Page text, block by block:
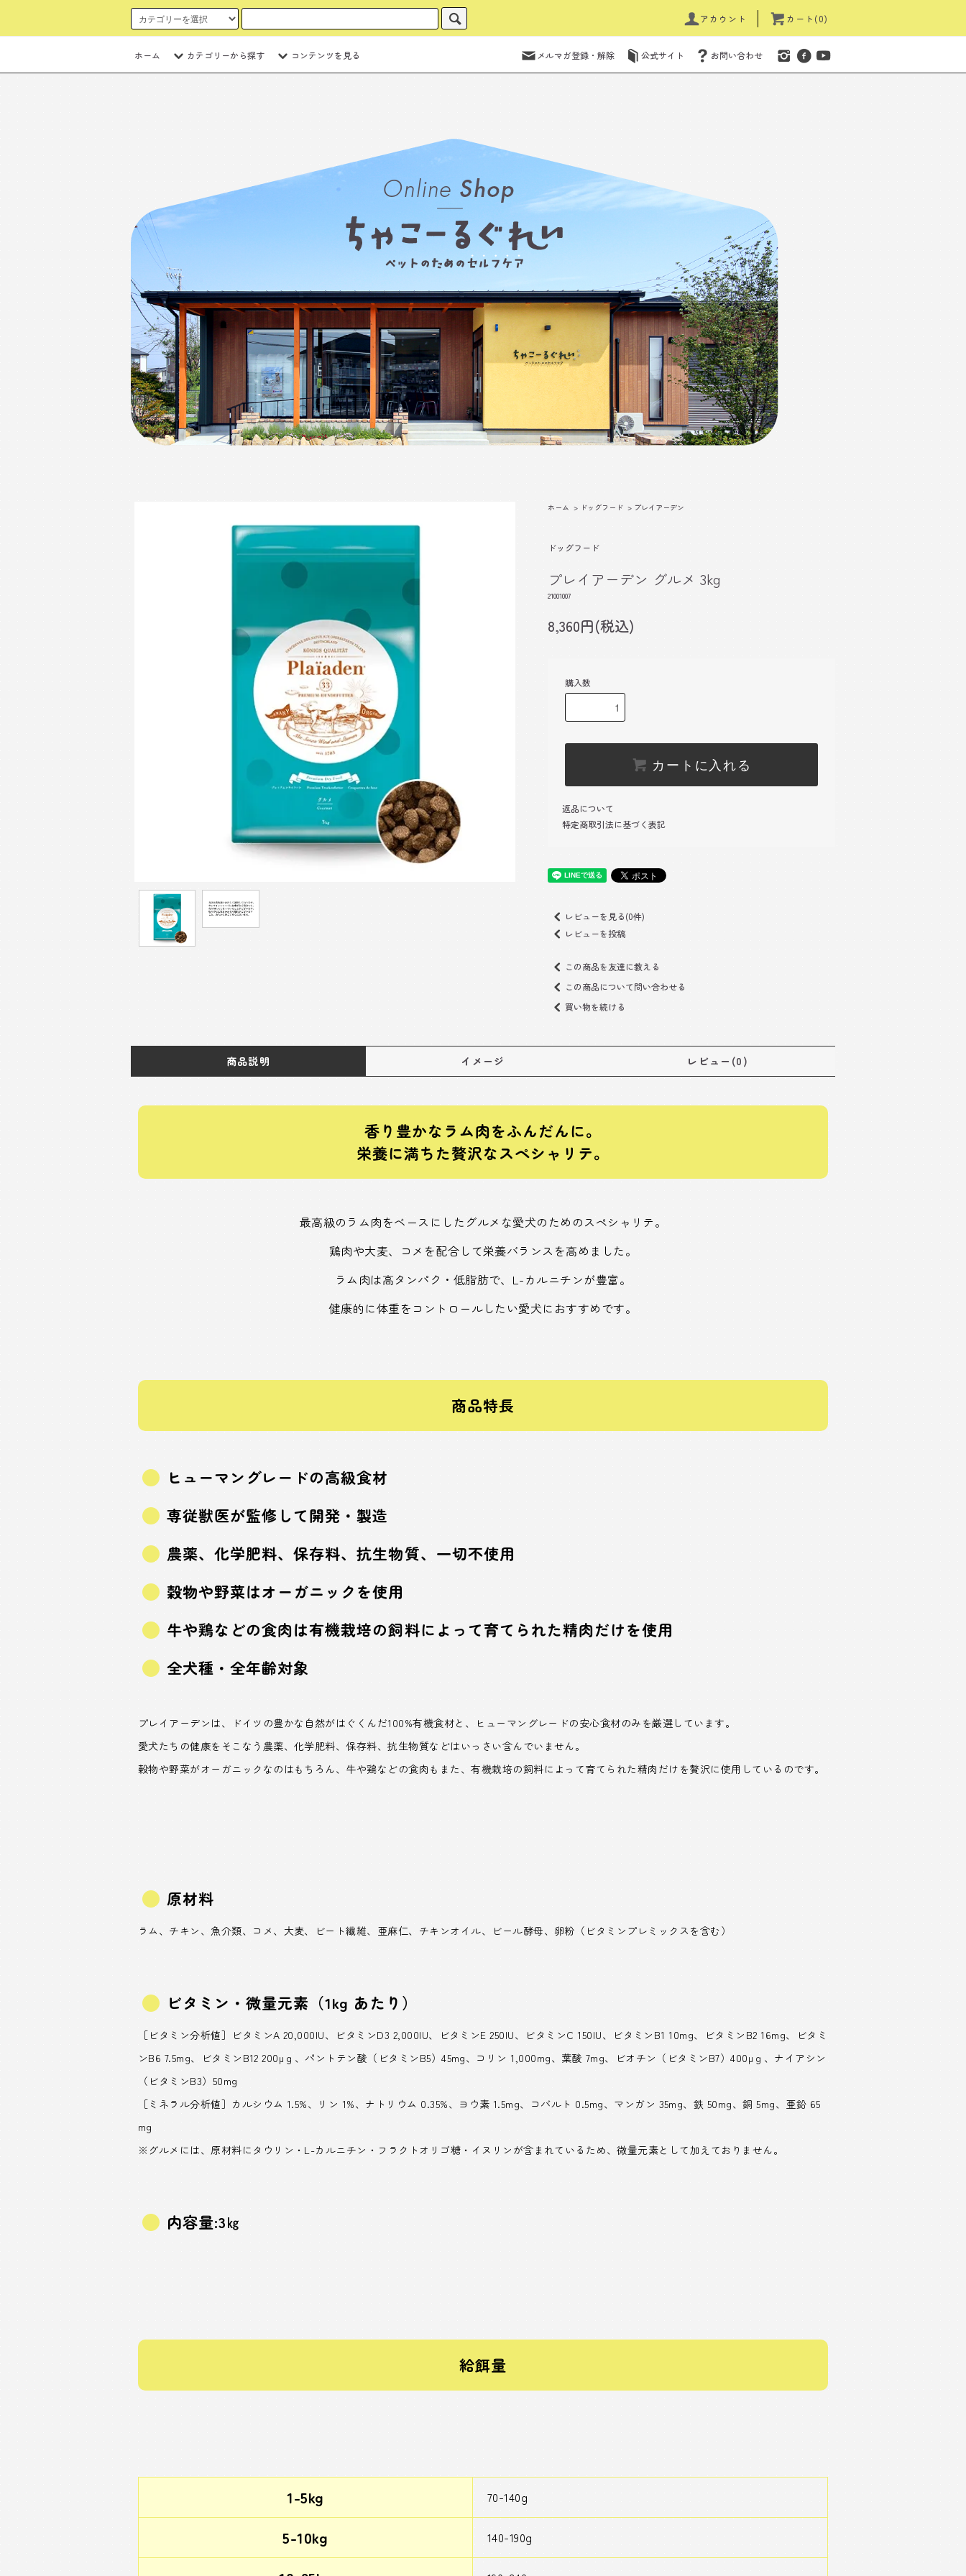
アカウント カート(0)
ホーム カテゴリーから探す コンテンツを見る メルマガ登録・解除 公式サイト お問い合わせ
ホーム > ドッグフード > プレイアーデン
ドッグフード
プレイアーデン グルメ 3kg
21001007
8,360円(税込)
購入数
カートに入れる
返品について
特定商取引法に基づく表記
レビューを見る(0件)
レビューを投稿
この商品を友達に教える
この商品について問い合わせる
買い物を続ける
商品説明 イメージ レビュー(0)
香り豊かなラム肉をふんだんに。
栄養に満ちた贅沢なスペシャリテ。
最高級のラム肉をベースにしたグルメな愛犬のためのスペシャリテ。
鶏肉や大麦、コメを配合して栄養バランスを高めました。
ラム肉は高タンパク・低脂肪で、L-カルニチンが豊富。
健康的に体重をコントロールしたい愛犬におすすめです。
商品特長
ヒューマングレードの高級食材
専従獣医が監修して開発・製造
農薬、化学肥料、保存料、抗生物質、一切不使用
穀物や野菜はオーガニックを使用
牛や鶏などの食肉は有機栽培の飼料によって育てられた精肉だけを使用
全犬種・全年齢対象
プレイアーデンは、ドイツの豊かな自然がはぐくんだ100%有機食材と、ヒューマングレードの安心食材のみを厳選しています。
愛犬たちの健康をそこなう農薬、化学肥料、保存料、抗生物質などはいっさい含んでいません。
穀物や野菜がオーガニックなのはもちろん、牛や鶏などの食肉もまた、有機栽培の飼料によって育てられた精肉だけを贅沢に使用しているのです。
原材料
ラム、チキン、魚介類、コメ、大麦、ビート繊維、亜麻仁、チキンオイル、ビール酵母、卵粉（ビタミンプレミックスを含む）
ビタミン・微量元素（1kg あたり）
［ビタミン分析値］ビタミンA 20,000IU、ビタミンD3 2,000IU、ビタミンE 250IU、ビタミンC 150IU、ビタミンB1 10mg、ビタミンB2 16mg、ビタミ
ンB6 7.5mg、ビタミンB12 200μｇ、パントテン酸（ビタミンB5）45mg、コリン 1,000mg、葉酸 7mg、ビオチン（ビタミンB7）400μｇ、ナイアシン
（ビタミンB3）50mg
［ミネラル分析値］カルシウム 1.5%、リン 1%、ナトリウム 0.35%、ヨウ素 1.5mg、コバルト 0.5mg、マンガン 35mg、鉄 50mg、銅 5mg、亜鉛 65
mg
※グルメには、原材料にタウリン・L-カルニチン・フラクトオリゴ糖・イヌリンが含まれているため、微量元素として加えておりません。
内容量:3㎏
給餌量
1-5kg 70-140g
5-10kg 140-190g